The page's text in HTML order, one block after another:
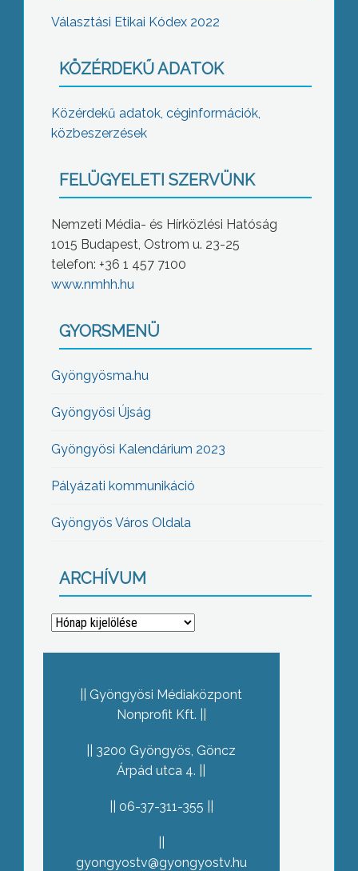
Választási Etikai Kódex 2022
KÖZÉRDEKŰ ADATOK
Közérdekű adatok, céginformációk,
közbeszerzések
FELÜGYELETI SZERVÜNK
Nemzeti Média- és Hírközlési Hatóság
1015 Budapest, Ostrom u. 23-25
telefon: +36 1 457 7100
www.nmhh.hu
GYORSMENÜ
Gyöngyösma.hu
Gyöngyösi Újság
Gyöngyösi Kalendárium 2023
Pályázati kommunikáció
Gyöngyös Város Oldala
ARCHÍVUM
Archívum
Gyöngyösi Médiaközpont
Nonprofit Kft.
3200 Gyöngyös, Göncz
Árpád utca 4.
06-37-311-355
gyongyostv@gyongyostv.hu